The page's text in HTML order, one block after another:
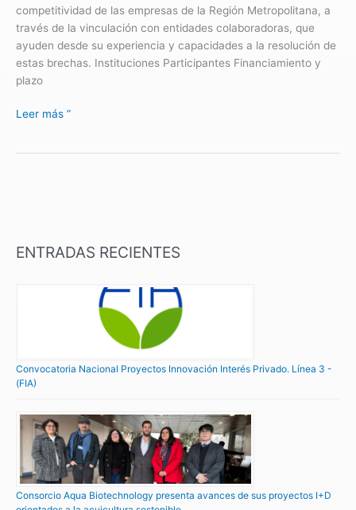
competitividad de las empresas de la Región Metropolitana, a
través de la vinculación con entidades colaboradoras, que
ayuden desde su experiencia y capacidades a la resolución de
estas brechas. Instituciones Participantes Financiamiento y
plazo
Leer más ”
ENTRADAS RECIENTES
Convocatoria Nacional Proyectos Innovación Interés Privado. Línea 3 -
(FIA)
Consorcio Aqua Biotechnology presenta avances de sus proyectos I+D